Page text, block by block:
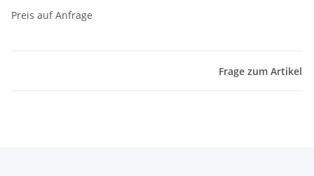
Preis auf Anfrage
Frage zum Artikel